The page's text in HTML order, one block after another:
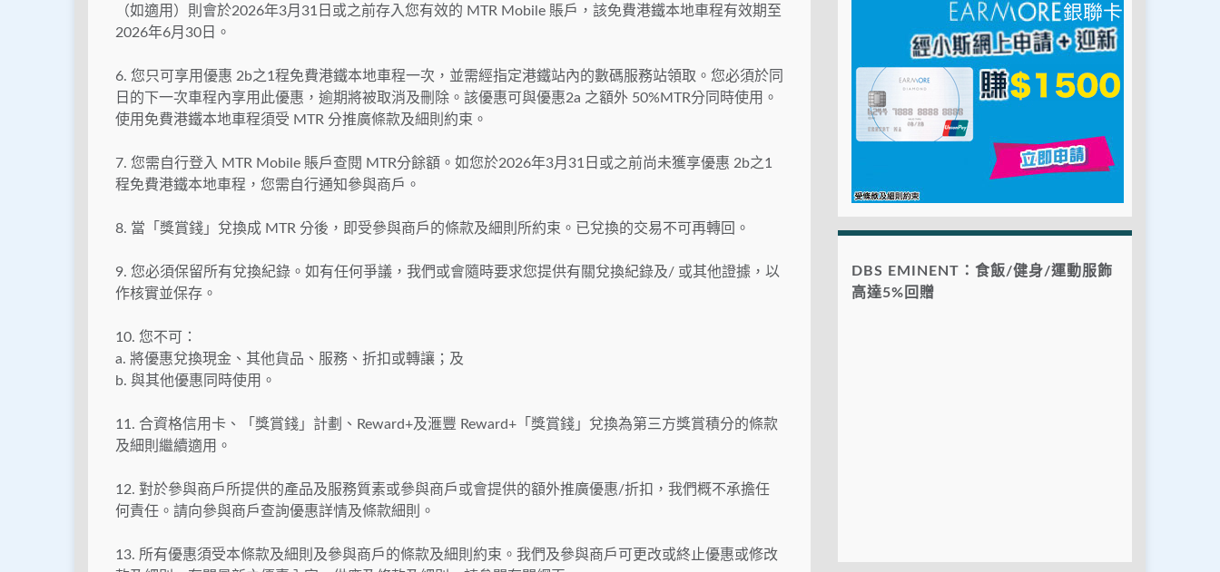
（如適用）則會於2026年3月31日或之前存入您有效的 MTR Mobile 賬戶，該免費港鐵本地車程有效期至
2026年6月30日。
6. 您只可享用優惠 2b之1程免費港鐵本地車程一次，並需經指定港鐵站內的數碼服務站領取。您必須於同
日的下一次車程內享用此優惠，逾期將被取消及刪除。該優惠可與優惠2a 之額外 50%MTR分同時使用。
使用免費港鐵本地車程須受 MTR 分推廣條款及細則約束。
7. 您需自行登入 MTR Mobile 賬戶查閱 MTR分餘額。如您於2026年3月31日或之前尚未獲享優惠 2b之1
程免費港鐵本地車程，您需自行通知參與商戶。
8. 當「獎賞錢」兌換成 MTR 分後，即受參與商戶的條款及細則所約束。已兌換的交易不可再轉回。
9. 您必須保留所有兌換紀錄。如有任何爭議，我們或會隨時要求您提供有關兌換紀錄及/ 或其他證據，以
作核實並保存。
10. 您不可：
a. 將優惠兌換現金、其他貨品、服務、折扣或轉讓；及
b. 與其他優惠同時使用。
11. 合資格信用卡、「獎賞錢」計劃、Reward+及滙豐 Reward+「獎賞錢」兌換為第三方獎賞積分的條款
及細則繼續適用。
12. 對於參與商戶所提供的產品及服務質素或參與商戶或會提供的額外推廣優惠/折扣，我們概不承擔任
何責任。請向參與商戶查詢優惠詳情及條款細則。
13. 所有優惠須受本條款及細則及參與商戶的條款及細則約束。我們及參與商戶可更改或終止優惠或修改
DBS EMINENT：食飯/健身/運動服飾
高達5%回贈